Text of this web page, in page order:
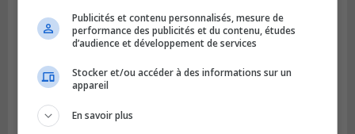
Publicités et contenu personnalisés, mesure de
performance des publicités et du contenu, études
d’audience et développement de services
Stocker et/ou accéder à des informations sur un
appareil
En savoir plus